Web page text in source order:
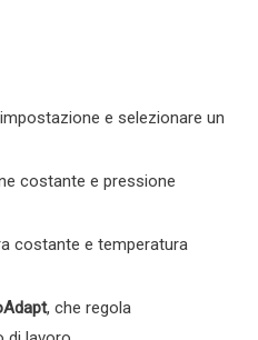
e selezionare un
costante e pressione
costante e temperatura
, che regola